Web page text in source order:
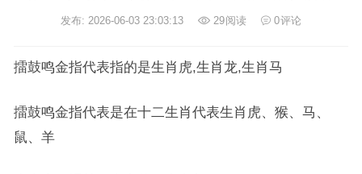
发布: 2026-06-03 23:03:13 29阅读 0评论
擂鼓鸣金指代表指的是生肖虎,生肖龙,生肖马
擂鼓鸣金指代表是在十二生肖代表生肖虎、猴、马、
鼠、羊